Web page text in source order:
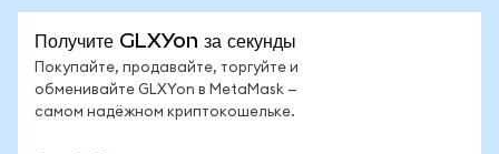
Получите GLXYon за секунды
Покупайте, продавайте, торгуйте и
обменивайте GLXYon в MetaMask —
самом надёжном криптокошельке.